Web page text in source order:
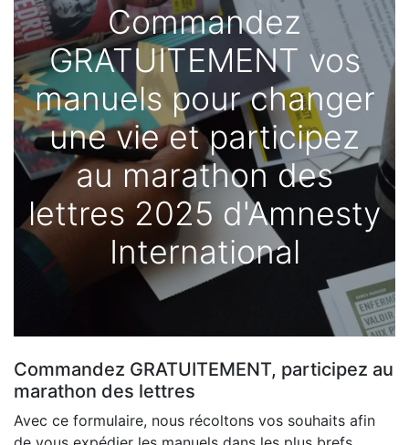
Commandez
GRATUITEMENT vos
manuels pour changer
une vie et participez
au marathon des
lettres 2025 d'Amnesty
International
Commandez GRATUITEMENT, participez au
marathon des lettres
Avec ce formulaire, nous récoltons vos souhaits afin